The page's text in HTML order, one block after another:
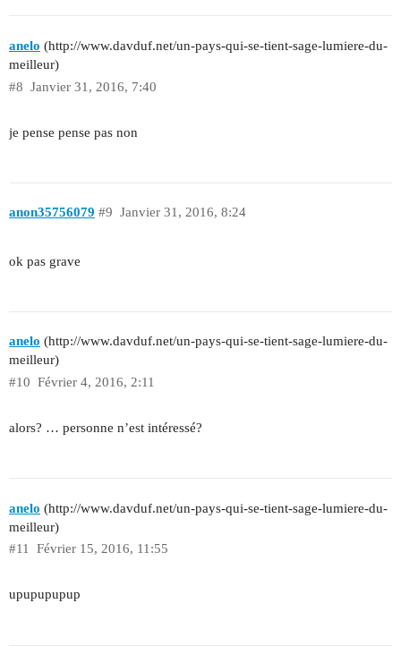
anelo (http://www.davduf.net/un-pays-qui-se-tient-sage-lumiere-du-
meilleur)
Janvier 31, 2016, 7:40
#8
je pense pense pas non
anon35756079 Janvier 31, 2016, 8:24
#9
ok pas grave
anelo (http://www.davduf.net/un-pays-qui-se-tient-sage-lumiere-du-
meilleur)
Février 4, 2016, 2:11
#10
alors? … personne n’est intéressé?
anelo (http://www.davduf.net/un-pays-qui-se-tient-sage-lumiere-du-
meilleur)
Février 15, 2016, 11:55
#11
upupupupup